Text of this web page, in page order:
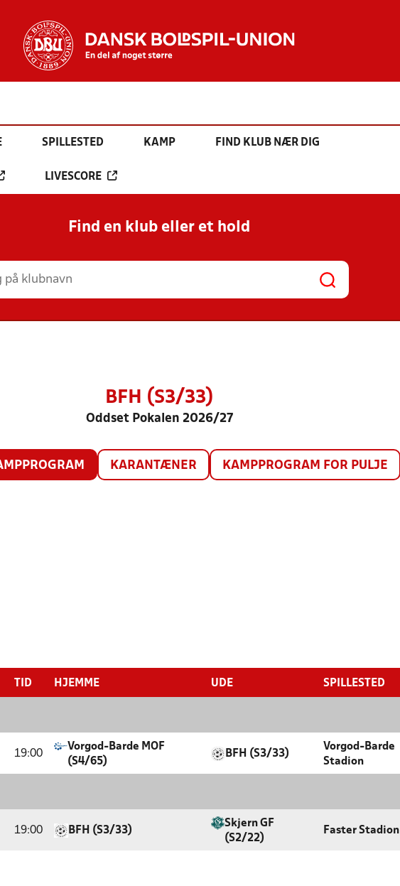
SPILLESTED KAMP FIND KLUB NÆR DIG
LIVESCORE
Find en klub eller et hold
BFH (S3/33)
Oddset Pokalen 2026/27
KARANTÆNER KAMPPROGRAM FOR PULJE
TID HJEMME UDE SPILLESTED
19:00
Vorgod-Barde MOF
(S4/65)
BFH (S3/33)
Vorgod-Barde
Stadion
19:00 BFH (S3/33)
Skjern GF
(S2/22)
Faster Stadion